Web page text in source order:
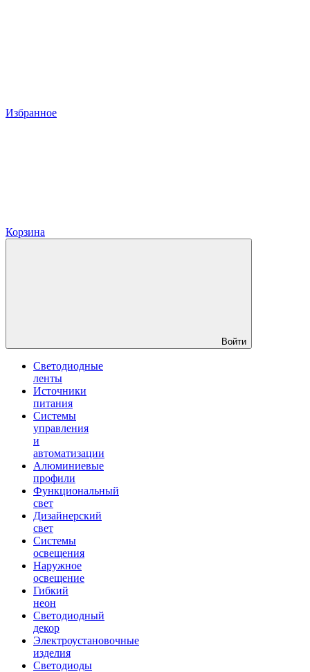
Избранное
Корзина
Войти
Светодиодные
ленты
Источники
питания
Системы
управления
и
автоматизации
Алюминиевые
профили
Функциональный
свет
Дизайнерский
свет
Системы
освещения
Наружное
освещение
Гибкий
неон
Светодиодный
декор
Электроустановочные
изделия
Светодиоды